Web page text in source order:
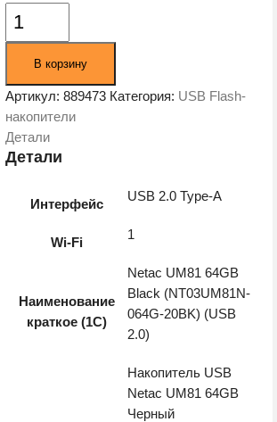
Количество
товара
накопитель
Netac
UM81
64Gb
064G-
В корзину
Артикул:889473 Категория: USB Flash-
накопители
Детали
Детали
Интерфейс
USB 2.0 Type-A
Wi-Fi
1
Наименование
краткое (1C)
Netac UM81 64GB
Black (NT03UM81N-
064G-20BK) (USB
2.0)
Накопитель USB
Netac UM81 64GB
Черный